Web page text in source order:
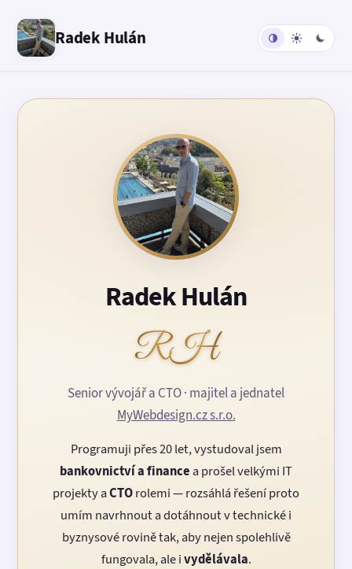
Radek Hulán
Radek Hulán
RH
Senior vývojář a CTO · majitel a jednatel
MyWebdesign.cz s.r.o.
Programuji přes 20 let, vystudoval jsem
bankovnictví a finance a prošel velkými IT
projekty aCTOrolemi — rozsáhlá řešení proto
umím navrhnout a dotáhnout v technické i
byznysové rovině tak, aby nejen spolehlivě
fungovala, ale ivydělávala.